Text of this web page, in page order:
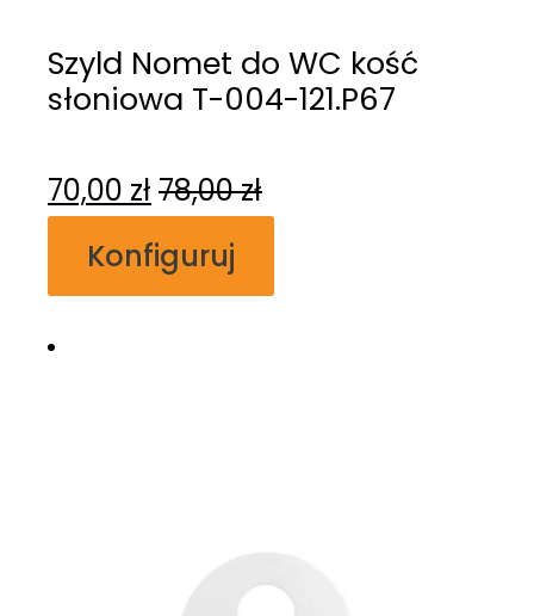
Szyld Nomet do WC kość
słoniowa T-004-121.P67
70,00 zł 78,00zł
Konfiguruj